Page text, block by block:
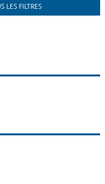
LES FILTRES